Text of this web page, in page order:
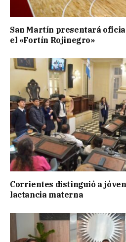
San Martín presentará
el «Fortín Rojinegro»
Corrientes distinguió a
lactancia materna